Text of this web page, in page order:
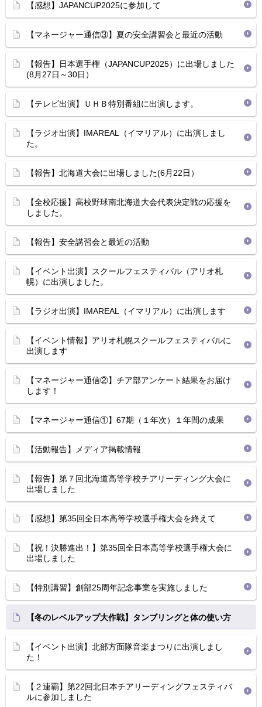
【感想】JAPANCUP2025に参加して
【マネージャー通信③】夏の安全講習会と最近の活動
【報告】日本選手権（JAPANCUP2025）に出場しました
(8月27日～30日）
【テレビ出演】ＵＨＢ特別番組に出演します。
【ラジオ出演】IMAREAL（イマリアル）に出演しまし
た。
【報告】北海道大会に出場しました(6月22日）
【全校応援】高校野球南北海道大会代表決定戦の応援を
しました。
【報告】安全講習会と最近の活動
【イベント出演】スクールフェスティバル（アリオ札
幌）に出演しました。
【ラジオ出演】IMAREAL（イマリアル）に出演します
【イベント情報】アリオ札幌スクールフェスティバルに
出演します
【マネージャー通信②】チア部アンケート結果をお届け
します！
【マネージャー通信①】67期（１年次）１年間の成果
【活動報告】メディア掲載情報
【報告】第７回北海道高等学校チアリーディング大会に
出場しました
【感想】第35回全日本高等学校選手権大会を終えて
【祝！決勝進出！】第35回全日本高等学校選手権大会に
出場しました
【特別講習】創部25周年記念事業を実施しました
【冬のレベルアップ大作戦】タンブリングと体の使い方
【イベント出演】北部方面隊音楽まつりに出演しまし
た！
【２連覇】第22回北日本チアリーディングフェスティバ
ルに参加しました